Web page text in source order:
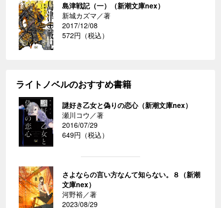
島津戦記（一）（新潮文庫nex）
新城カズマ／著
2017/12/08
572円（税込）
ライトノベルのおすすめ書籍
謎好き乙女と偽りの恋心（新潮文庫nex）
瀬川コウ／著
2016/07/29
649円（税込）
さよならの言い方なんて知らない。８（新潮
文庫nex）
河野裕／著
2023/08/29